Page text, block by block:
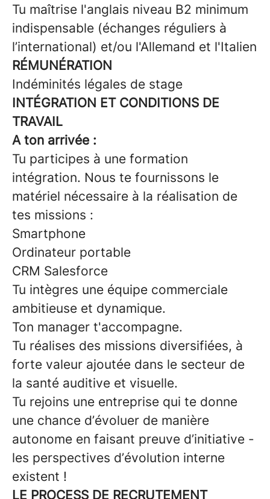
Tu maîtrise l'anglais niveau B2 minimum
indispensable (échanges réguliers à
l’international) et/ou l'Allemand et l'Italien
RÉMUNÉRATION
Indéminités légales de stage
INTÉGRATION ET CONDITIONS DE
TRAVAIL
A ton arrivée :
Tu participes à une formation
intégration. Nous te fournissons le
matériel nécessaire à la réalisation de
tes missions :
Smartphone
Ordinateur portable
CRM Salesforce
Tu intègres une équipe commerciale
ambitieuse et dynamique.
Ton manager t'accompagne.
Tu réalises des missions diversifiées, à
forte valeur ajoutée dans le secteur de
la santé auditive et visuelle.
Tu rejoins une entreprise qui te donne
une chance d’évoluer de manière
autonome en faisant preuve d’initiative -
les perspectives d’évolution interne
existent !
LE PROCESS DE RECRUTEMENT